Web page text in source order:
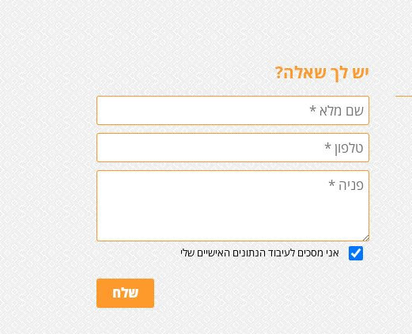
יש לך שאלה?
אני מסכים לעיבוד הנתונים האישיים שלי